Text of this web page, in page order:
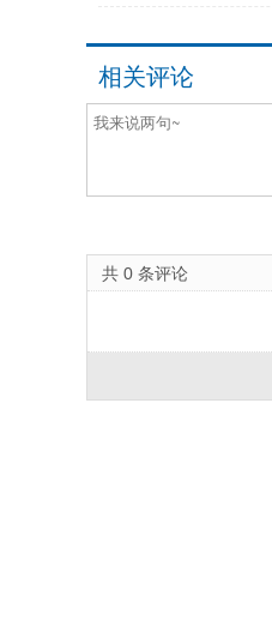
相关评论
共 0 条评论